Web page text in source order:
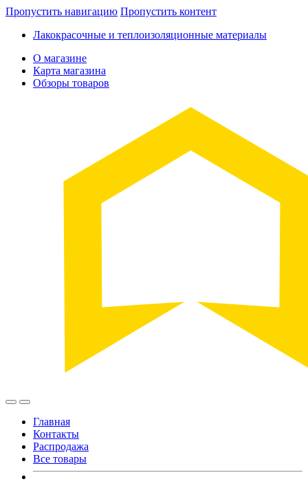
Пропустить навигацию Пропустить контент
Лакокрасочные и теплоизоляционные материалы
О магазине
Карта магазина
Обзоры товаров
Главная
Контакты
Распродажа
Все товары